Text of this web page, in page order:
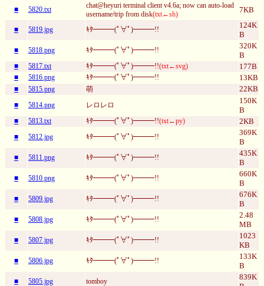
■ 5820.txt
chat@heyuri terminal client v4.6a; now can auto-load
username/trip from disk(txt←sh) 7KB
■ 5819.jpg ｷﾀ━━━(ﾟ∀ﾟ)━━━!!
124K
B
■ 5818.png ｷﾀ━━━(ﾟ∀ﾟ)━━━!!
320K
B
■ 5817.txt ｷﾀ━━━(ﾟ∀ﾟ)━━━!!(txt←svg) 177B
■ 5816.png ｷﾀ━━━(ﾟ∀ﾟ)━━━!! 13KB
■ 5815.png 萌 22KB
■ 5814.png レロレロ
150K
B
■ 5813.txt ｷﾀ━━━(ﾟ∀ﾟ)━━━!!(txt←py) 2KB
■ 5812.jpg ｷﾀ━━━(ﾟ∀ﾟ)━━━!!
369K
B
■ 5811.png ｷﾀ━━━(ﾟ∀ﾟ)━━━!!
435K
B
■ 5810.png ｷﾀ━━━(ﾟ∀ﾟ)━━━!!
660K
B
■ 5809.jpg ｷﾀ━━━(ﾟ∀ﾟ)━━━!!
676K
B
■ 5808.jpg ｷﾀ━━━(ﾟ∀ﾟ)━━━!!
2.48
MB
■ 5807.jpg ｷﾀ━━━(ﾟ∀ﾟ)━━━!!
1023
KB
■ 5806.jpg ｷﾀ━━━(ﾟ∀ﾟ)━━━!!
133K
B
■ 5805.jpg tomboy
839K